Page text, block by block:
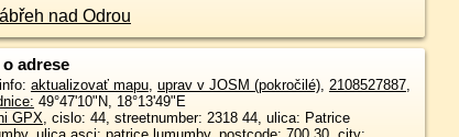
nad Odrou
adrese
aktualizovať mapu, uprav v JOSM (pokročilé), 2108527887,
49°47'10"N, 18°13'49"E
GPX, cislo: 44, streetnumber: 2318 44, ulica: Patrice